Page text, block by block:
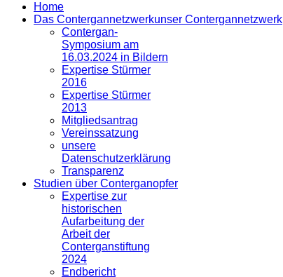
Home
Das Contergannetzwerkunser Contergannetzwerk
Contergan-
Symposium am
16.03.2024 in Bildern
Expertise Stürmer
2016
Expertise Stürmer
2013
Mitgliedsantrag
Vereinssatzung
unsere
Datenschutzerklärung
Transparenz
Studien über Conterganopfer
Expertise zur
historischen
Aufarbeitung der
Arbeit der
Conterganstiftung
2024
Endbericht